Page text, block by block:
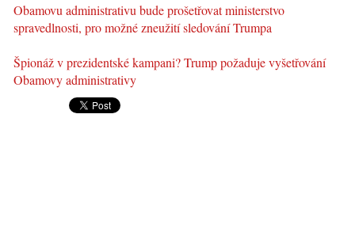
Obamovu administrativu bude prošetřovat ministerstvo
spravedlnosti, pro možné zneužití sledování Trumpa
Špionáž v prezidentské kampani? Trump požaduje vyšetřování
Obamovy administrativy